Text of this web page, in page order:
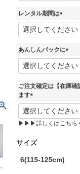
)
レンタル期間は
(
必
)
あんしんパックに
(
必
)
ご注文確定は【在庫確
ます
(
必
須
▶▶▶詳しくはこち
サイズ
6(115-125cm)